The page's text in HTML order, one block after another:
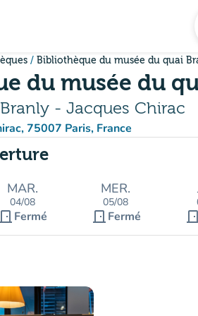
Bibliothèque du musée du quai
du musée du
- Jacques Chirac
75007 Paris, France
(ouvrir dans Google Maps)
(nouvel onglet)
MAR.
04/08
door_front Fermé
MER.
05/08
door_front Fermé door_front